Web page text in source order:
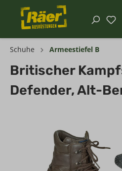
Schuhe Armeestiefel B
Britischer
Defender, Alt-